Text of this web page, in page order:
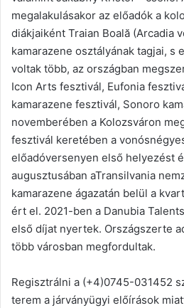
megalakulásakor az előadók a
diákjaiként Traian Boală (Arcadia
kamarazene osztályának tagjai, s
voltak több, az országban
Icon Arts fesztivál, Eufonia
kamarazene fesztivál, Sonoro
novemberében a Kolozsváron
fesztivál keretében a
előadóversenyen első helyezést
augusztusában aTransilvania
kamarazene ágazatán belül a
ért el. 2021-ben a Danubia
első díjat nyertek. Országszerte
több városban megfordultak.
Regisztrálni a (+4)0745-031452
terem a járványügyi előírások